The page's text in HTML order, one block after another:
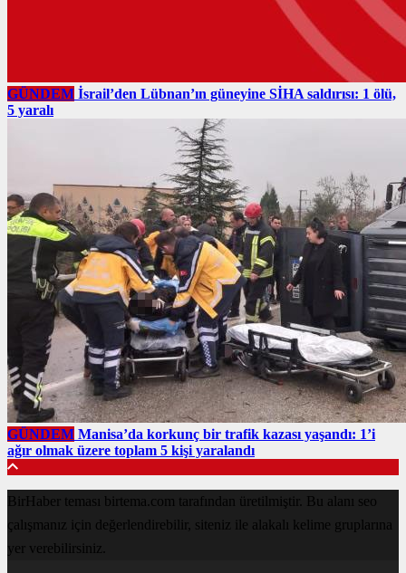
GÜNDEM İsrail’den Lübnan’ın güneyine SİHA saldırısı: 1 ölü,
5 yaralı
GÜNDEM Manisa’da korkunç bir trafik kazası yaşandı: 1’i
ağır olmak üzere toplam 5 kişi yaralandı
BirHaber teması birtema.com tarafından üretilmiştir. Bu alanı seo
çalışmanız için değerlendirebilir, siteniz ile alakalı kelime gruplarına
yer verebilirsiniz.